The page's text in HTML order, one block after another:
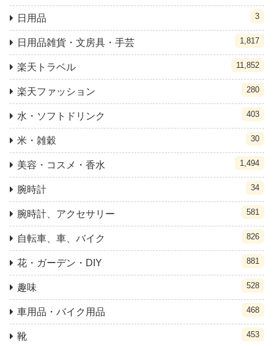
日用品 3
日用品雑貨・文房具・手芸 1,817
楽天トラベル 11,852
楽天ファッション 280
水・ソフトドリンク 403
米・雑穀 30
美容・コスメ・香水 1,494
腕時計 34
腕時計、アクセサリー 581
自転車、車、バイク 826
花・ガーデン・DIY 881
趣味 528
車用品・バイク用品 468
靴 453